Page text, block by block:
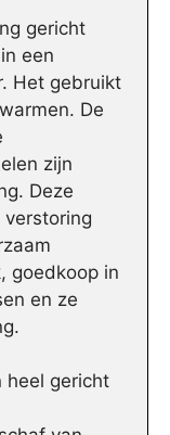
gericht
een
Het gebruikt
De
zijn
Deze
goedkoop in
en ze
heel gericht